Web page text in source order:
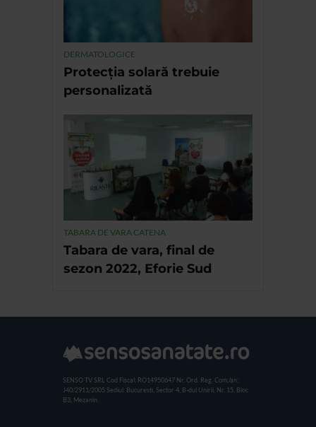
DERMATOLOGICE
Protecția solară trebuie
personalizată
TABARA DE VARA CATENA
Tabara de vara, final de
sezon 2022, Eforie Sud
SENSO TV SRL Cod Fiscal: RO14950647 Nr. Ord. Reg. Com./an:
J40/2911/2005 Sediul: Bucuresti, Sector 4, B-dul Unirii, Nr. 15, Bloc
B3, Mezanin